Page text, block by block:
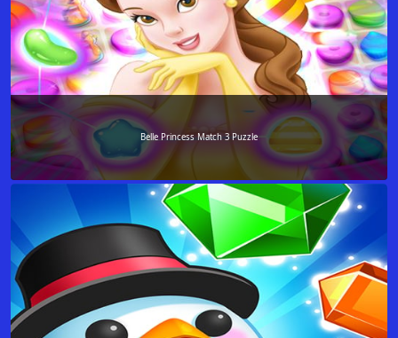
Belle Princess Match 3 Puzzle